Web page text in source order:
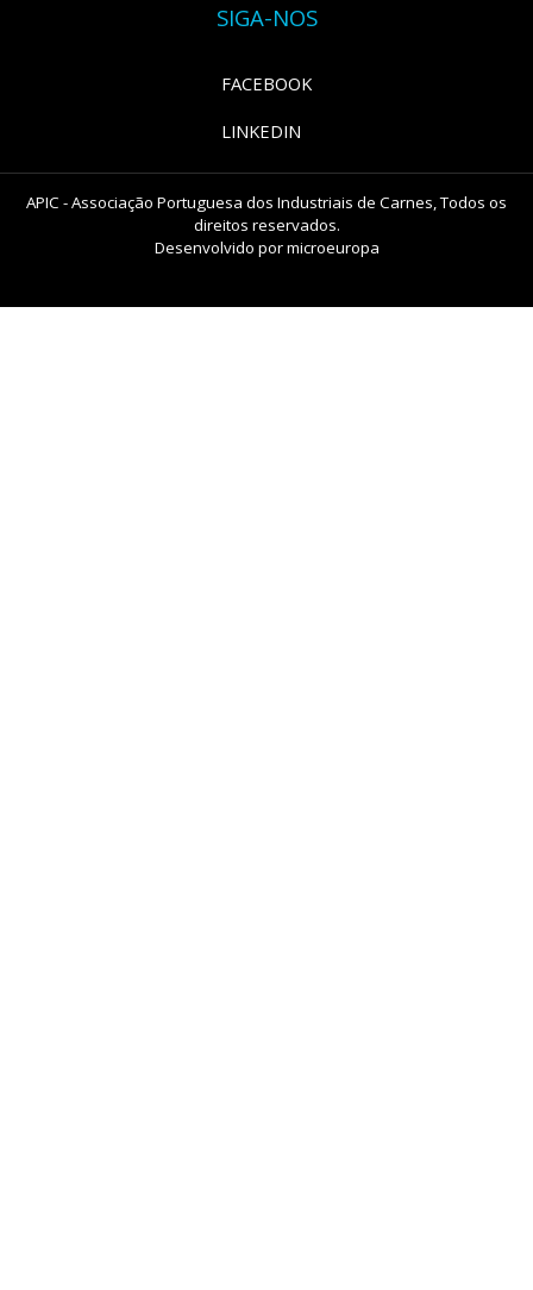
SIGA-NOS
FACEBOOK
LINKEDIN
APIC - Associação Portuguesa dos Industriais de Carnes, Todos os
direitos reservados.
Desenvolvido pormicroeuropa